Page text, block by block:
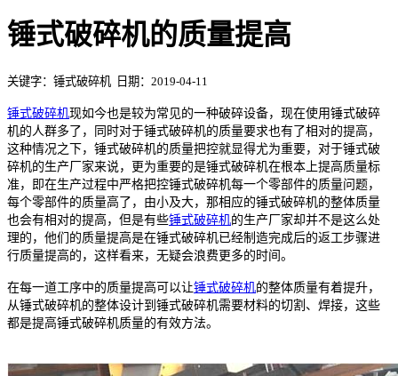
锤式破碎机的质量提高
关键字：锤式破碎机 日期：2019-04-11
锤式破碎机现如今也是较为常见的一种破碎设备，现在使用锤式破碎
机的人群多了，同时对于锤式破碎机的质量要求也有了相对的提高，
这种情况之下，锤式破碎机的质量把控就显得尤为重要，对于锤式破
碎机的生产厂家来说，更为重要的是锤式破碎机在根本上提高质量标
准，即在生产过程中严格把控锤式破碎机每一个零部件的质量问题，
每个零部件的质量高了，由小及大，那相应的锤式破碎机的整体质量
也会有相对的提高，但是有些锤式破碎机的生产厂家却并不是这么处
理的，他们的质量提高是在锤式破碎机已经制造完成后的返工步骤进
行质量提高的，这样看来，无疑会浪费更多的时间。
在每一道工序中的质量提高可以让锤式破碎机的整体质量有着提升，
从锤式破碎机的整体设计到锤式破碎机需要材料的切割、焊接，这些
都是提高锤式破碎机质量的有效方法。